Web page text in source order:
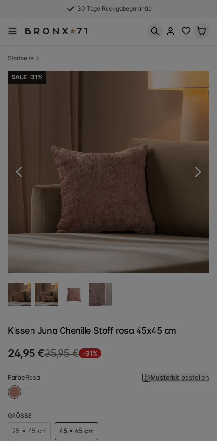
30 Tage Rückgabegarantie
Startseite
SALE -31%
Kissen Juna Chenille Stoff rosa 45x45 cm
24,95 €35,95 € -31%
FarbeRosa Musterkit bestellen
GRÖSSE
25 x 45 cm 45 x 45 cm